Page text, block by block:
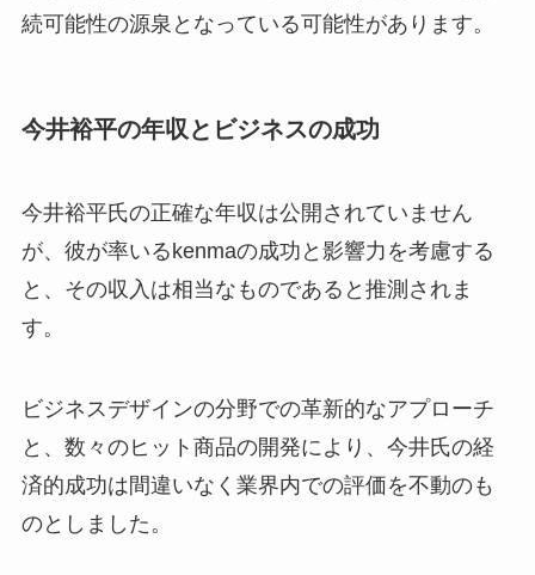
続可能性の源泉となっている可能性があります。
今井裕平の年収とビジネスの成功
今井裕平氏の正確な年収は公開されていません
が、彼が率いるkenmaの成功と影響力を考慮する
と、その収入は相当なものであると推測されま
す。
ビジネスデザインの分野での革新的なアプローチ
と、数々のヒット商品の開発により、今井氏の経
済的成功は間違いなく業界内での評価を不動のも
のとしました。